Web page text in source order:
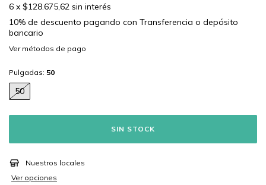
6 x $128.675,62 sin interés
10% de descuento pagando con Transferencia o depósito
bancario
Ver más detalles
Pulgadas: 50
50
Nuestros locales
Ver opciones